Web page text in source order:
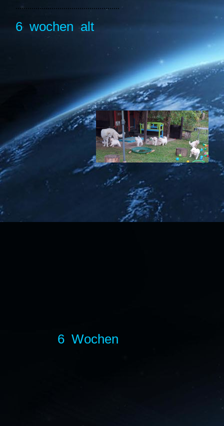
....................................................
6 wochen alt
6 Wochen